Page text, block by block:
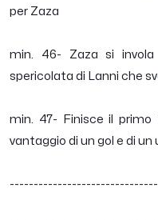
per Zaza
min. 46- Zaza si
spericolata di Lanni che
min. 47- Finisce il
vantaggio di un gol e di un